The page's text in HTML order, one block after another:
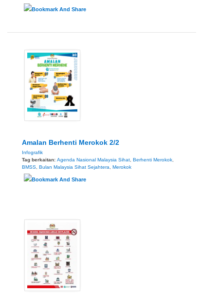
Amalan Berhenti Merokok 2/2
Infografik
Tag berkaitan: Agenda Nasional Malaysia Sihat, Berhenti Merokok,
BMSS, Bulan Malaysia Sihat Sejahtera, Merokok